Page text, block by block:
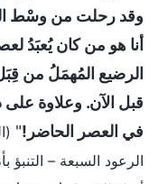
وقد رحلت من وسْط
أنا هو من كان يُعبَدُ
الرضيع المُهمَلُ من
قبل الآن. وعلاوة على
في العصر الحاضر!"
الرعود السبعة –